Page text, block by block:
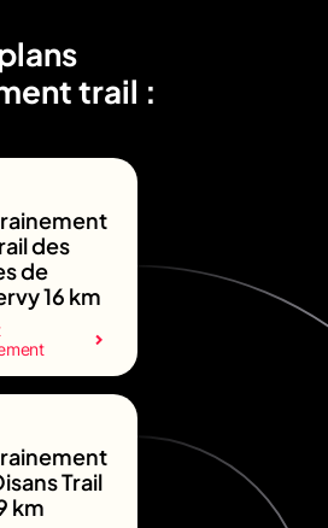
trail :
des
de
16 km
Trail
km